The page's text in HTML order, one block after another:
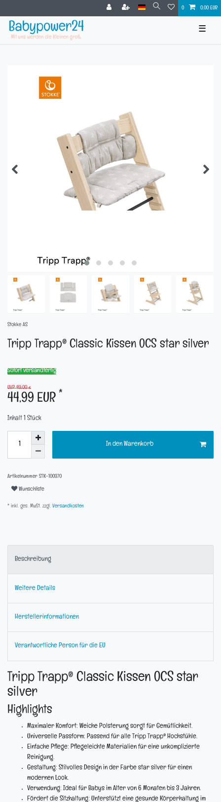
0 0,00 EUR
☰
Stokke AS
Tripp Trapp® Classic Kissen OCS star silver
Sofort versandfertig
UVP 49,00 €
44,99 EUR
*
Inhalt Stück
In den Warenkorb
Artikelnummer STK-100370
Wunschliste
* inkl. ges. MwSt. zzgl. Versandkosten
Beschreibung
Weitere Details
Herstellerinformationen
Verantwortliche Person für die EU
Tripp Trapp® Classic Kissen OCS star
silver
Highlights
Maximaler Komfort: Weiche Polsterung sorgt für Gemütlichkeit.
Universelle Passform: Passend für alle Tripp Trapp® Hochstühle.
Einfache Pflege: Pflegeleichte Materialien für eine unkomplizierte
Reinigung.
Gestaltung: Stilvolles Design in der Farbe star silver für einen
modernen Look.
Verwendung: Ideal für Babys im Alter von 6 Monaten bis 3 Jahren.
Fördert die Sitzhaltung: Unterstützt eine gesunde Körperhaltung im